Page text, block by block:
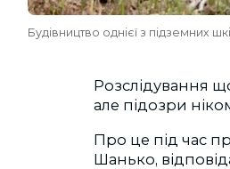
Будівництво однієї з підземних
Розслідування
але підозри
Про це під час
Шанько,